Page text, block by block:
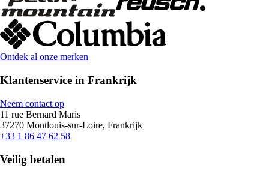
Ontdek al onze merken
Klantenservice in Frankrijk
Neem contact op
11 rue Bernard Maris
37270 Montlouis-sur-Loire, Frankrijk
+33 1 86 47 62 58
Veilig betalen